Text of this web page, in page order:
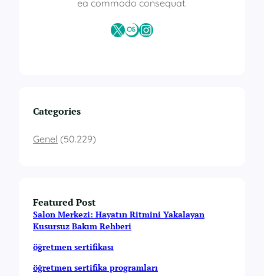
ea commodo consequat.
X Last.fmInstagram
Categories
Genel (50.229)
Featured Post
Salon Merkezi: Hayatın Ritmini Yakalayan
Kusursuz Bakım Rehberi
öğretmen sertifikası
öğretmen sertifika programları